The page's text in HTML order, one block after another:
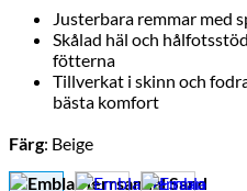
Justerbara remmar med
Skålad häl och
fötterna
Tillverkat i skinn och
bästa komfort
Färg: Beige